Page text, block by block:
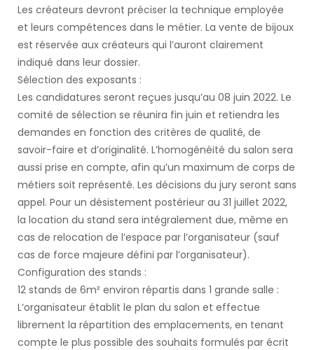
Les créateurs devront préciser la technique employée
et leurs compétences dans le métier. La vente de bijoux
est réservée aux créateurs qui l’auront clairement
indiqué dans leur dossier.
Sélection des exposants :
Les candidatures seront reçues jusqu’au 08 juin 2022. Le
comité de sélection se réunira fin juin et retiendra les
demandes en fonction des critères de qualité, de
savoir-faire et d’originalité. L’homogénéité du salon sera
aussi prise en compte, afin qu’un maximum de corps de
métiers soit représenté. Les décisions du jury seront sans
appel. Pour un désistement postérieur au 31 juillet 2022,
la location du stand sera intégralement due, même en
cas de relocation de l’espace par l’organisateur (sauf
cas de force majeure défini par l’organisateur).
Configuration des stands :
12 stands de 6m² environ répartis dans 1 grande salle :
L’organisateur établit le plan du salon et effectue
librement la répartition des emplacements, en tenant
compte le plus possible des souhaits formulés par écrit